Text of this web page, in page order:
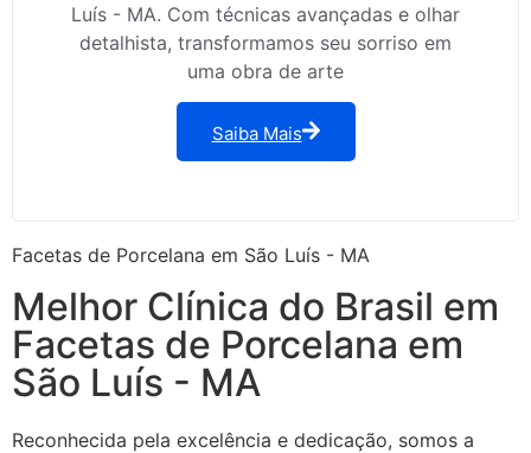
Luís - MA. Com técnicas avançadas e olhar
detalhista, transformamos seu sorriso em
uma obra de arte
Saiba Mais
Facetas de Porcelana em São Luís - MA
Melhor Clínica do Brasil em
Facetas de Porcelana em
São Luís - MA
Reconhecida pela excelência e dedicação, somos a